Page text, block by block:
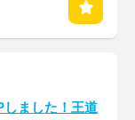
しました！王道